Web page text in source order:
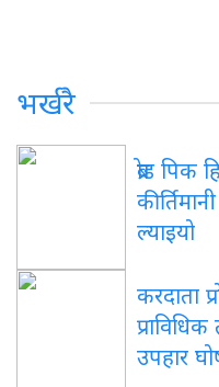
भर्खरै
ब्रोड पिक
ल्याइयो
करदाता
उपहार